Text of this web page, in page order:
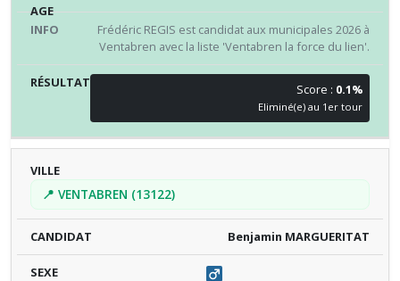
Frédéric REGIS est candidat aux municipales 2026 à
Ventabren avec la liste 'Ventabren la force du lien'.
Score : 0.1%
Eliminé(e) au 1er tour
📍 VENTABREN (13122)
Benjamin MARGUERITAT